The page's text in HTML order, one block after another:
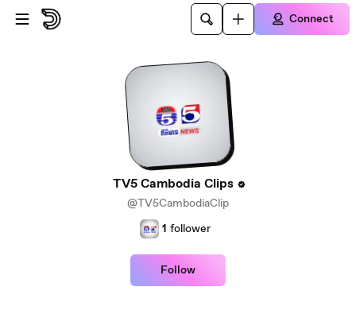
Skip to main content
Connect
TV5 Cambodia Clips
@TV5CambodiaClip
1 follower
Follow